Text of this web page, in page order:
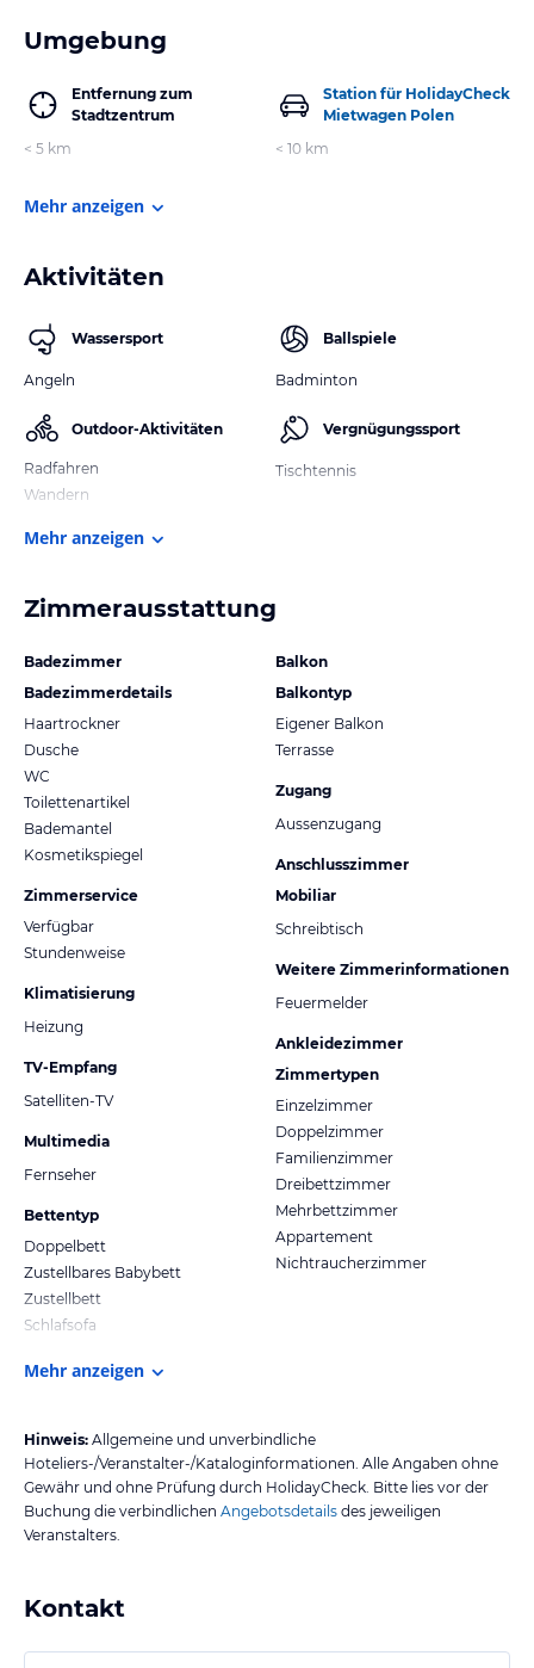
Umgebung
Entfernung zum
Stadtzentrum
< 5 km
Station für HolidayCheck
Mietwagen Polen
< 10 km
Mehr anzeigen
Aktivitäten
Wassersport
Angeln
Outdoor-Aktivitäten
Radfahren
Wandern
Ballspiele
Badminton
Vergnügungssport
Tischtennis
Mehr anzeigen
Zimmerausstattung
Badezimmer
Badezimmerdetails
Haartrockner
Dusche
WC
Toilettenartikel
Bademantel
Kosmetikspiegel
Zimmerservice
Verfügbar
Stundenweise
Klimatisierung
Heizung
TV-Empfang
Satelliten-TV
Multimedia
Fernseher
Bettentyp
Doppelbett
Zustellbares Babybett
Zustellbett
Schlafsofa
Balkon
Balkontyp
Eigener Balkon
Terrasse
Zugang
Aussenzugang
Anschlusszimmer
Mobiliar
Schreibtisch
Weitere Zimmerinformationen
Feuermelder
Ankleidezimmer
Zimmertypen
Einzelzimmer
Doppelzimmer
Familienzimmer
Dreibettzimmer
Mehrbettzimmer
Appartement
Nichtraucherzimmer
Mehr anzeigen
Hinweis: Allgemeine und unverbindliche
Hoteliers-/Veranstalter-/Kataloginformationen. Alle Angaben ohne
Gewähr und ohne Prüfung durch HolidayCheck. Bitte lies vor der
Buchung die verbindlichen Angebotsdetails des jeweiligen
Veranstalters.
Kontakt